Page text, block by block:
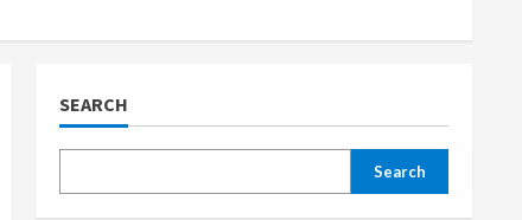
SEARCH
Search